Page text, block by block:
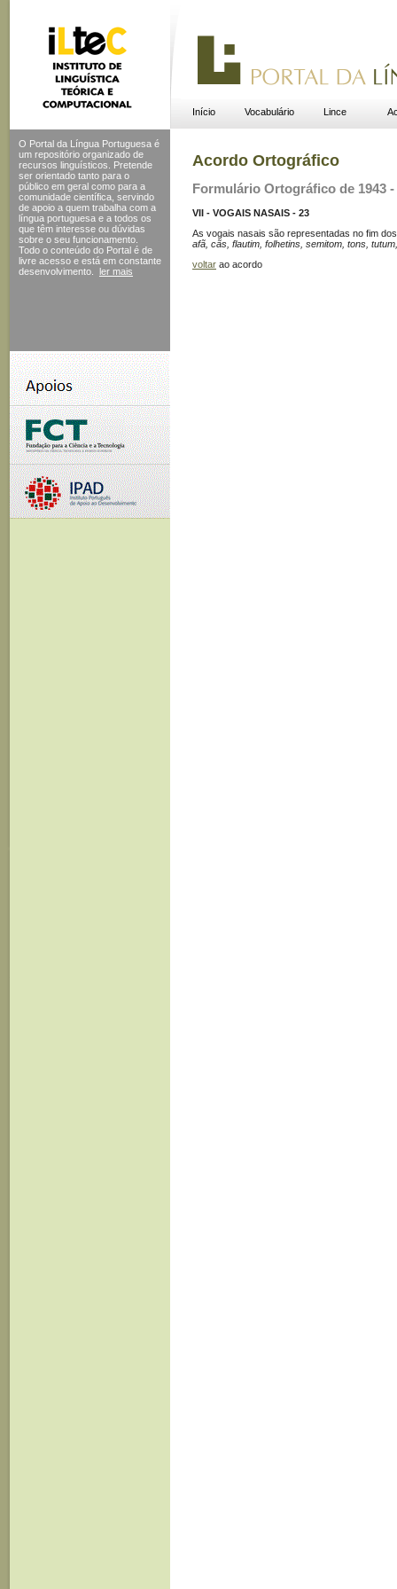
Início Vocabulário Lince
O Portal da Língua Portuguesa é
um repositório organizado de
recursos linguísticos. Pretende
ser orientado tanto para o
público em geral como para a
comunidade científica, servindo
de apoio a quem trabalha com a
língua portuguesa e a todos os
que têm interesse ou dúvidas
sobre o seu funcionamento.
Todo o conteúdo do Portal é de
livre acesso e está em constante
desenvolvimento.
ler mais
Acordo Ortográfico
Formulário Ortográfico de 1943
VII - VOGAIS NASAIS - 23
As vogais nasais são representadas no fim
afã, cãs, flautim, folhetins, semitom, tons,
voltar ao acordo